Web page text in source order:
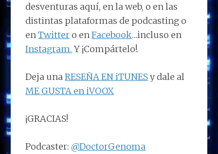
desventuras aquí, en la web, o en las
distintas plataformas de podcasting o
enTwitter o enFacebook…incluso en
Instagram. Y ¡Compártelo!.
Deja unaRESEÑA EN iTUNESy dale al
ME GUSTA en iVOOX
¡GRACIAS!
Podcaster: @DoctorGenoma